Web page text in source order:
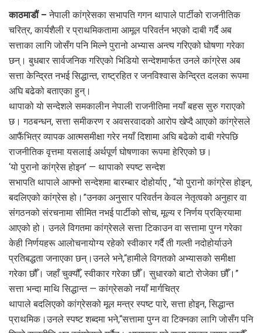
काठमाडौं – नेपाली कांग्रेसका सभापति गगन थापाले पार्टीको राजनीतिक
चरित्र, कार्यशैली र प्राथमिकतामा आमूल परिवर्तन भएको दाबी गर्दै अब
सत्ताका लागि जोसँग पनि मिल्ने पुरानो अभ्यास अन्त्य गरिएको घोषणा गरेका
छन्। बुधबार सार्वजनिक गरिएको भिडियो सन्देशमार्फत उनले कांग्रेस अब
सत्ता केन्द्रित नभई सिद्धान्त, राष्ट्रहित र जनविश्वास केन्द्रित दलका रूपमा
अघि बढेको बताएका हुन्।
थापाको यो सन्देशले समकालीन नेपाली राजनीतिमा नयाँ बहस सुरु गराएको
छ। गठबन्धन, सत्ता समीकरण र अवसरवादको आरोप खेप्दै आएको कांग्रेसले
आफैंभित्र व्यापक आत्मसमीक्षा गरेर नयाँ दिशामा अघि बढेको दाबी गरेपछि
राजनीतिक वृत्तमा यसलाई अर्थपूर्ण घोषणाका रूपमा हेरिएको छ।
‘यो पुरानो कांग्रेस होइन’ — थापाको स्पष्ट सन्देश
सभापति थापाले आफ्नो सन्देशमा बारम्बार दोहोर्याए , “यो पुरानो कांग्रेस होइन,
बदलिएको कांग्रेस हो।”उनका अनुसार परिवर्तन केवल नेतृत्वको अनुहार वा
संगठनको संरचनामा सीमित नभई पार्टीको सोच, मूल्य र निर्णय प्रक्रियामा
आएको हो। उनले विगतमा कांग्रेसले सत्ता टिकाउन वा सत्तामा पुग्न गरेका
केही निर्णयहरू आलोचनायोग्य रहेको स्वीकार गर्दै ती गल्ती नदोहोर्याउने
प्रतिबद्धता जनाएका छन्।उनले भने,“हामीले विगतको अभ्यासको समीक्षा
गरेका छौँ। जहाँ चुक्यौँ, स्वीकार गरेका छौँ। सुधारको बाटो रोजेका छौँ।”
सत्ता भन्दा माथि सिद्धान्त — कांग्रेसको नयाँ मार्गचित्र
थापाले बदलिएको कांग्रेसको मूल मन्त्र स्पष्ट पारे, सत्ता होइन, सिद्धान्त
प्राथमिक।उनले स्पष्ट शब्दमा भने,“सत्तामा पुग्न वा टिक्नका लागि जोसँग पनि